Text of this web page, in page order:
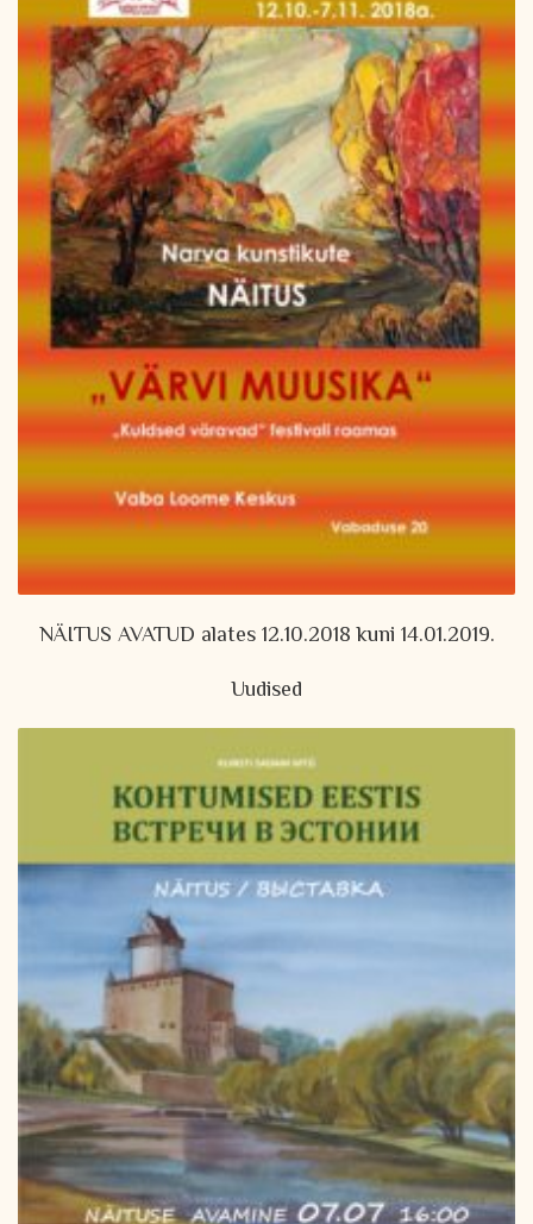
NÄITUS AVATUD alates 12.10.2018 kuni 14.01.2019.
Uudised